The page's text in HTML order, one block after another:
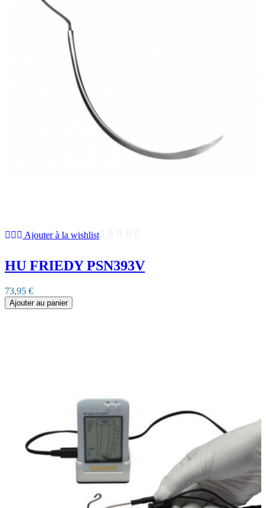
Ajouter à la wishlist
HU FRIEDY PSN393V
73,95 €
Ajouter au panier